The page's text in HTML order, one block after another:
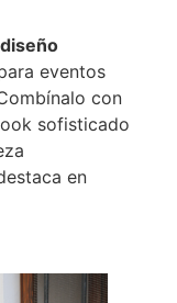
eventos
con
sofisticado
en